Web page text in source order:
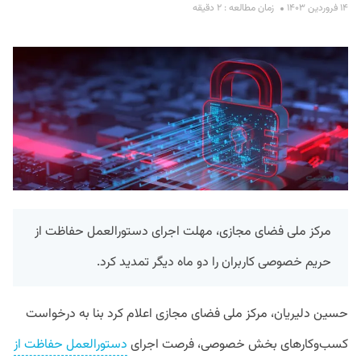
۱۴ فروردین ۱۴۰۳ زمان مطالعه : ۲ دقیقه
مرکز ملی فضای مجازی، مهلت اجرای دستورالعمل حفاظت از
حریم خصوصی کاربران را دو ماه دیگر تمدید کرد.
حسین دلیریان، مرکز ملی فضای مجازی اعلام کرد بنا به درخواست
کسب‌وکارهای بخش خصوصی، فرصت اجرای دستورالعمل حفاظت از